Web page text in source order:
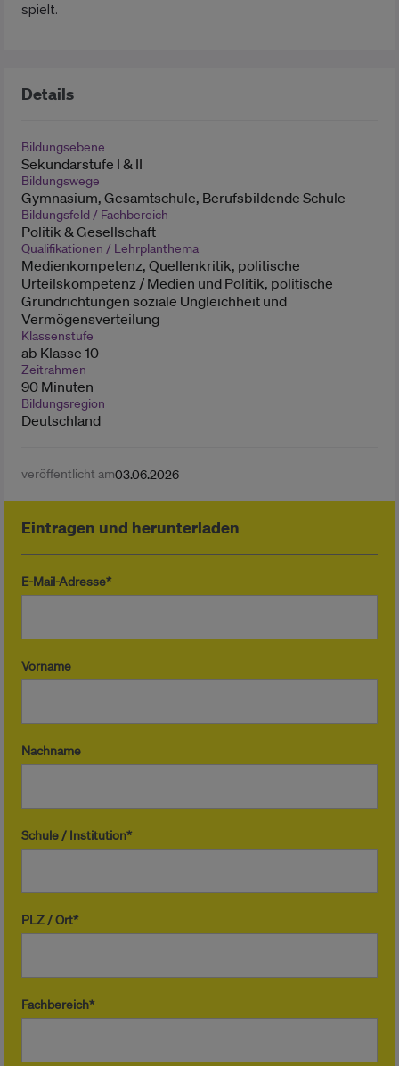
spielt.
Details
Bildungsebene
Sekundarstufe I & II
Bildungswege
Gymnasium, Gesamtschule, Berufsbildende Schule
Bildungsfeld / Fachbereich
Politik & Gesellschaft
Qualifikationen / Lehrplanthema
Medienkompetenz, Quellenkritik, politische
Urteilskompetenz / Medien und Politik, politische
Grundrichtungen soziale Ungleichheit und
Vermögensverteilung
Klassenstufe
ab Klasse 10
Zeitrahmen
90 Minuten
Bildungsregion
Deutschland
veröffentlicht am03.06.2026
Eintragen und herunterladen
E-Mail-Adresse*
Vorname
Nachname
Schule / Institution*
PLZ / Ort*
Fachbereich*